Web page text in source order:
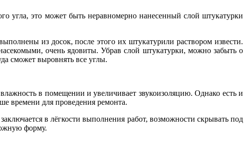
угла, это может быть неравномерно нанесенный слой штукатурки
из досок, после этого их штукатурили раствором извести.
очень ядовиты. Убрав слой штукатурки, можно забыть о
сможет выровнять все углы.
в помещении и увеличивает звукоизоляцию. Однако есть и
времени для проведения ремонта.
в лёгкости выполнения работ, возможности скрывать под
форму.